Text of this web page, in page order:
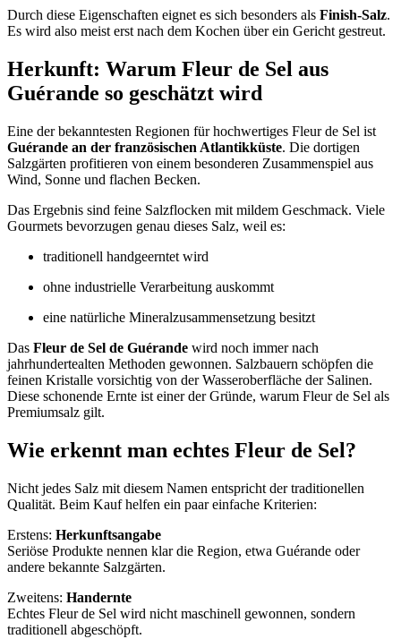
Durch diese Eigenschaften eignet es sich besonders als Finish-Salz.
Es wird also meist erst nach dem Kochen über ein Gericht gestreut.
Herkunft: Warum Fleur de Sel aus
Guérande so geschätzt wird
Eine der bekanntesten Regionen für hochwertiges Fleur de Sel ist
Guérande an der französischen Atlantikküste. Die dortigen
Salzgärten profitieren von einem besonderen Zusammenspiel aus
Wind, Sonne und flachen Becken.
Das Ergebnis sind feine Salzflocken mit mildem Geschmack. Viele
Gourmets bevorzugen genau dieses Salz, weil es:
traditionell handgeerntet wird
ohne industrielle Verarbeitung auskommt
eine natürliche Mineralzusammensetzung besitzt
Das Fleur de Sel de Guérande wird noch immer nach
jahrhundertealten Methoden gewonnen. Salzbauern schöpfen die
feinen Kristalle vorsichtig von der Wasseroberfläche der Salinen.
Diese schonende Ernte ist einer der Gründe, warum Fleur de Sel als
Premiumsalz gilt.
Wie erkennt man echtes Fleur de Sel?
Nicht jedes Salz mit diesem Namen entspricht der traditionellen
Qualität. Beim Kauf helfen ein paar einfache Kriterien:
Erstens: Herkunftsangabe
Seriöse Produkte nennen klar die Region, etwa Guérande oder
andere bekannte Salzgärten.
Zweitens: Handernte
Echtes Fleur de Sel wird nicht maschinell gewonnen, sondern
traditionell abgeschöpft.